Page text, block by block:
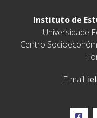
Instituto de
Universidade
Centro
E-mail: